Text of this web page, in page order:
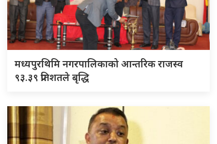
मध्यपुरथिमि नगरपालिकाको आन्तरिक राजस्व
९३.३९ प्रतिशतले बृद्धि